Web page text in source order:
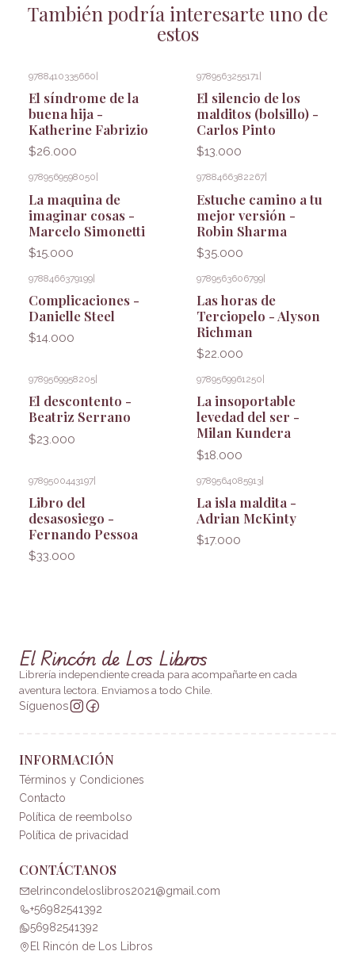
También podría interesarte uno de
estos
9788410335660
El síndrome de la
buena hija -
Katherine Fabrizio
$26.000
9789563255171
El silencio de los
malditos (bolsillo) -
Carlos Pinto
$13.000
9789569598050
La maquina de
imaginar cosas -
Marcelo Simonetti
$15.000
9788466382267
Estuche camino a tu
mejor versión -
Robin Sharma
$35.000
9788466379199|
Complicaciones -
Danielle Steel
$14.000
9789563606799|
Las horas de
Terciopelo - Alyson
Richman
$22.000
9789569958205
El descontento -
Beatriz Serrano
$23.000
9789569961250
La insoportable
levedad del ser -
Milan Kundera
$18.000
9789500443197|
Libro del
desasosiego -
Fernando Pessoa
$33.000
9789564085913|
La isla maldita -
Adrian McKinty
$17.000
El Rincón de Los Libros
Librería independiente creada para acompañarte en cada
aventura lectora. Enviamos a todo Chile.
Síguenos
INFORMACIÓN
Términos y Condiciones
Contacto
Política de reembolso
Política de privacidad
CONTÁCTANOS
elrincondeloslibros2021@gmail.com
+56982541392
56982541392
El Rincón de Los Libros